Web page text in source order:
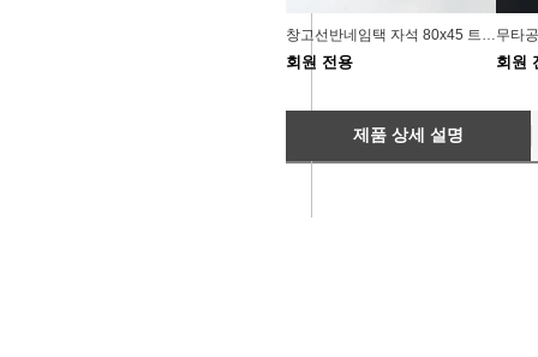
창고선반네임택 자석 80x45 트레이정리 회사비품실
회원 전용
회원
제품 상세 설명